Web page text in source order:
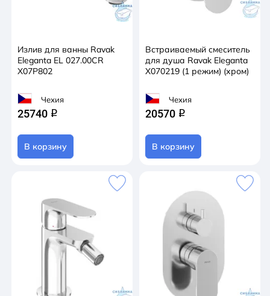
Излив для ванны Ravak
Eleganta EL 027.00CR
X07P802
Чехия
25740 q
В корзину
Встраиваемый смеситель
для душа Ravak Eleganta
X070219 (1 режим) (хром)
Чехия
20570 q
В корзину